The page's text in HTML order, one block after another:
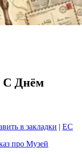
С Днём
в закладки | EC
про Музей